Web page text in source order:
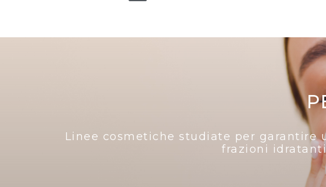
Linee cosmetiche studiate per garantire
frazioni